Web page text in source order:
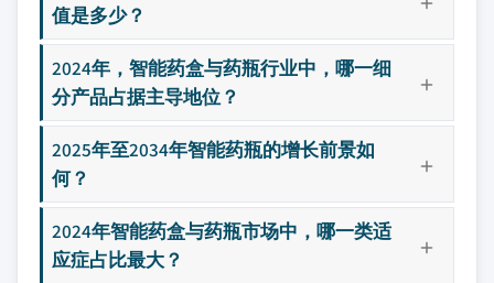
值是多少？
2024年，智能药盒与药瓶行业中，哪一细
分产品占据主导地位？
2025年至2034年智能药瓶的增长前景如
何？
2024年智能药盒与药瓶市场中，哪一类适
应症占比最大？